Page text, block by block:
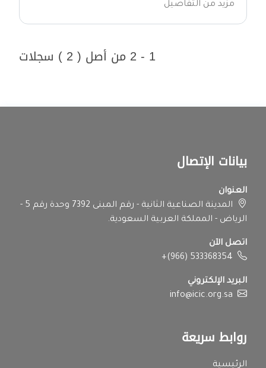
مزيد من التفاصيل
1 - 2 من أصل ( 2 ) سجلات
بيانات الإتصال
العنوان
المدينة الصناعية الثانية - رقم المبنى 7392 وحدة رقم 5 -
الرياض - المملكة العربية السعودية.
اتصل الآن
+(966) 533368354
البريد الإلكتروني
info@icic.org.sa
روابط سريعة
الرئيسية